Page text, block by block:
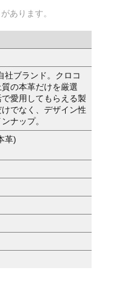
あります。
社ブランド。クロコ
の本革だけを厳選
愛用してもらえる製
でなく、デザイン性
ナップ。
革)